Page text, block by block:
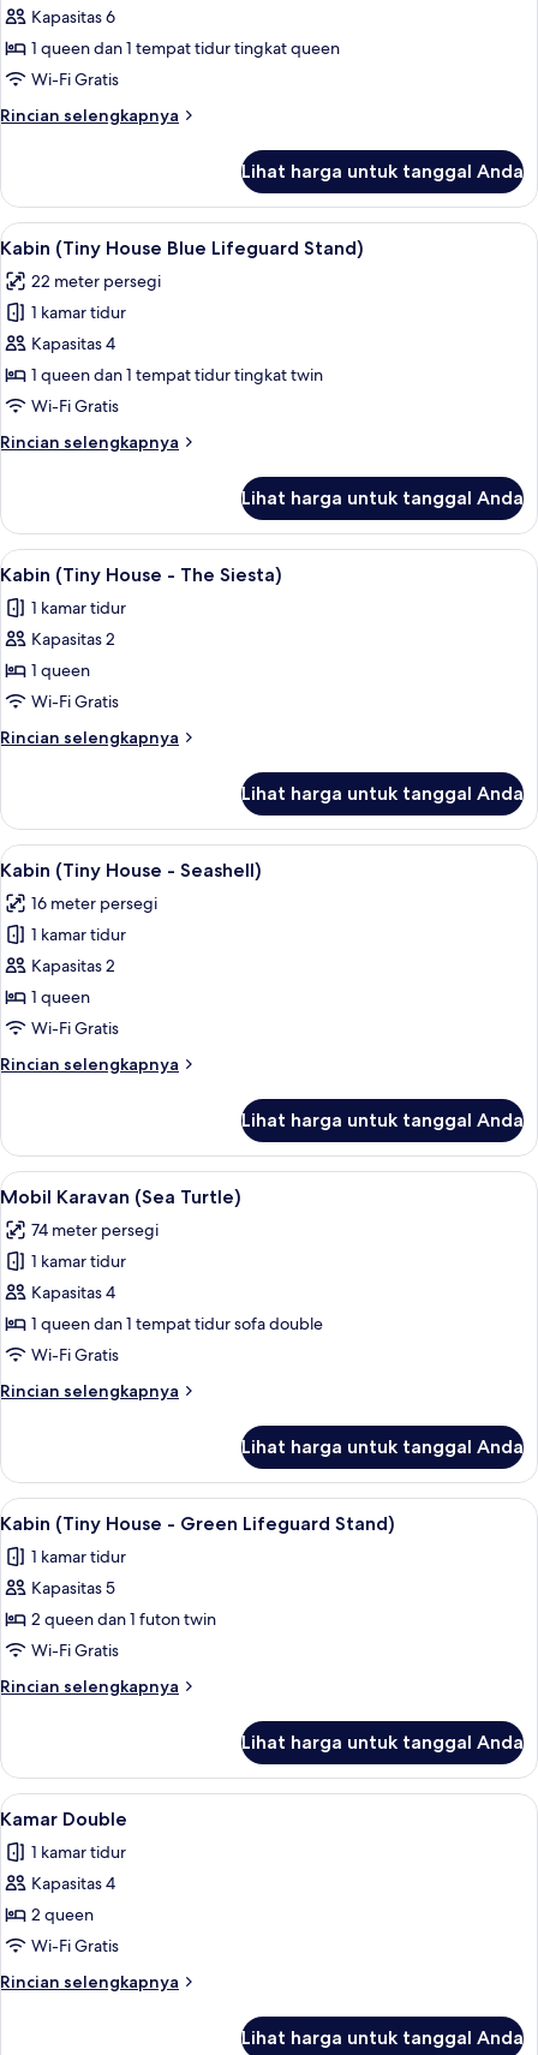
Kabin
(Tiny
House
Margarita)
Kapasitas 6
1 queen dan 1 tempat tidur tingkat queen
Wi-Fi Gratis
Rincian selengkapnya
Rincian
Kabin
(Tiny
House
Margarita)
Lihat harga untuk tanggal Anda
Lihat
semua
foto
untuk
Kabin
(Tiny
House
Lifeguard
Kabin (Tiny House Blue Lifeguard
10
Kabin (Tiny House Blue Lifeguard Stand)
22 meter persegi
1 kamar tidur
Kapasitas 4
1 queen dan 1 tempat tidur tingkat twin
Wi-Fi Gratis
Rincian selengkapnya
Rincian
Kabin
(Tiny
House
Lifeguard
Stand)
Lihat harga untuk tanggal Anda
Lihat
semua
foto
untuk
Kabin
(Tiny
House
-
Siesta)
Kabin (Tiny House - The Siesta) |
13
Kabin (Tiny House - The Siesta)
1 kamar tidur
Kapasitas 2
1 queen
Wi-Fi Gratis
Rincian selengkapnya
Rincian
Kabin
(Tiny
House
The
Siesta)
Lihat harga untuk tanggal Anda
Lihat
semua
foto
untuk
Kabin
(Tiny
House
Seashell)
Kabin (Tiny House - Seashell) |
7
Kabin (Tiny House - Seashell)
16 meter persegi
1 kamar tidur
Kapasitas 2
1 queen
Wi-Fi Gratis
Rincian selengkapnya
Rincian
Kabin
(Tiny
House
Seashell)
Lihat harga untuk tanggal Anda
Lihat
semua
foto
untuk
Mobil
Karavan
(Sea
Mobil Karavan (Sea Turtle) | Kedap
11
Mobil Karavan (Sea Turtle)
74 meter persegi
1 kamar tidur
Kapasitas 4
1 queen dan 1 tempat tidur sofa double
Wi-Fi Gratis
Rincian selengkapnya
Rincian
Mobil
Karavan
(Sea
Lihat harga untuk tanggal Anda
Lihat
semua
foto
untuk
Kabin
(Tiny
House
-
Lifeguard
Stand)
Kabin (Tiny House - Green
10
Kabin (Tiny House - Green Lifeguard Stand)
1 kamar tidur
Kapasitas 5
2 queen dan 1 futon twin
Wi-Fi Gratis
Rincian selengkapnya
Rincian
Kabin
(Tiny
House
Green
Lifeguard
Lihat harga untuk tanggal Anda
Lihat
semua
foto
untuk
Kamar
Double
Kamar Double | Kedap suara, Wi-Fi
5
Kamar Double
1 kamar tidur
Kapasitas 4
2 queen
Wi-Fi Gratis
Rincian selengkapnya
Rincian
Lihat harga untuk tanggal Anda